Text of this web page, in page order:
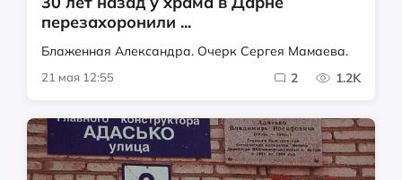
перезахоронили ...
Блаженная Александра. Очерк Сергея Мамаева.
21 мая 12:55 2 1.2K